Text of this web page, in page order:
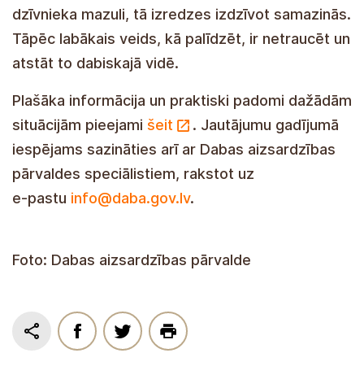
dzīvnieka mazuli, tā izredzes izdzīvot samazinās.
Tāpēc labākais veids, kā palīdzēt, ir netraucēt un
atstāt to dabiskajā vidē.
Plašāka informācija un praktiski padomi dažādām
situācijām pieejami šeit
. Jautājumu gadījumā
iespējams sazināties arī ar Dabas aizsardzības
pārvaldes speciālistiem, rakstot uz
e‑pastu info@daba.gov.lv.
Foto: Dabas aizsardzības pārvalde